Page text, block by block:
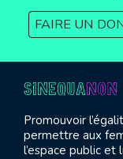
FAIRE UN
Promouvoir
permettre aux
l’espace public